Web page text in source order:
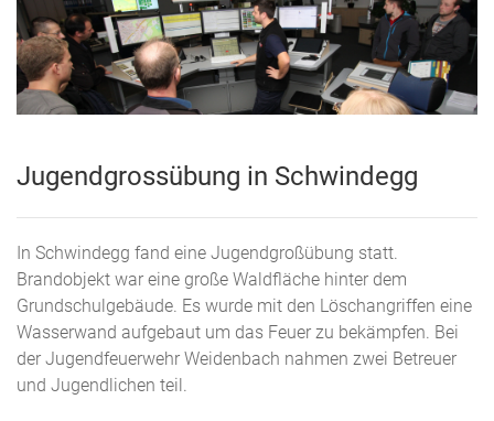
Jugendgrossübung in Schwindegg
In Schwindegg fand eine Jugendgroßübung statt.
Brandobjekt war eine große Waldfläche hinter dem
Grundschulgebäude. Es wurde mit den Löschangriffen eine
Wasserwand aufgebaut um das Feuer zu bekämpfen. Bei
der Jugendfeuerwehr Weidenbach nahmen zwei Betreuer
und Jugendlichen teil.